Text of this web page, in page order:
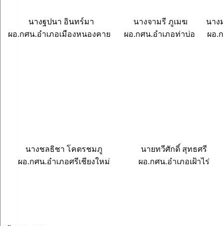
นางฐปนา อินทร์มา
ผอ.กศน.อำเภอเมืองหนองคาย
นางจามรี ภูเมฆ
ผอ.กศน.อำเภอท่าบ่อ
นาง
ผอ.
นางชลธิชา โคตรชมภู
ผอ.กศน.อำเภอศรีเชียงใหม่
นายทวีศักดิ์ สุทธศรี
ผอ.กศน.อำเภอเฝ้าไร่